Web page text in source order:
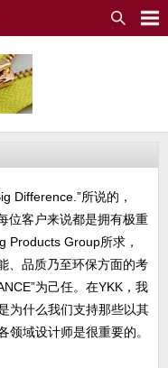
Difference.”所说的，
位客户来说都是拥有极重
Products Group所求，
、品质乃至环保方面的考
为己任。在YKK，我
为什么我们支持那些以其
领域设计师是很重要的。